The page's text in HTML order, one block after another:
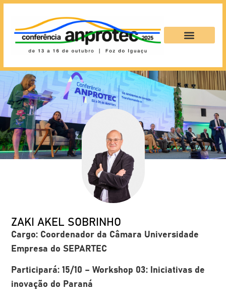
ZAKI AKEL SOBRINHO
Cargo: Coordenador da Câmara Universidade
Empresa do SEPARTEC
Participará: 15/10 – Workshop 03: Iniciativas de
inovação do Paraná